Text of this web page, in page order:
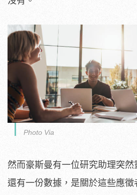
Photo Via
然而豪斯曼有一位研究助理突
還有一份數據，是關於這些應徵